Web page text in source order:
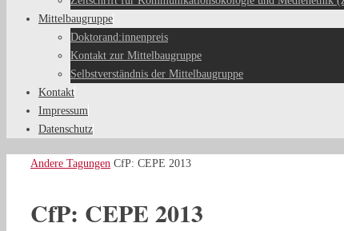
Mittelbaugruppe
Doktorand:innenpreis
Kontakt zur Mittelbaugruppe
Selbstverständnis der Mittelbaugruppe
Kontakt
Impressum
Datenschutz
Start
Andere Tagungen CfP: CEPE 2013
CfP: CEPE 2013